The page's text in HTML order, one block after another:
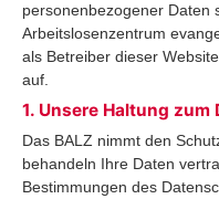
personenbezogener Daten
Arbeitslosenzentrum
als Betreiber dieser
auf.
1. Unsere Haltung zum
Das BALZ nimmt den
behandeln Ihre Daten
Bestimmungen des